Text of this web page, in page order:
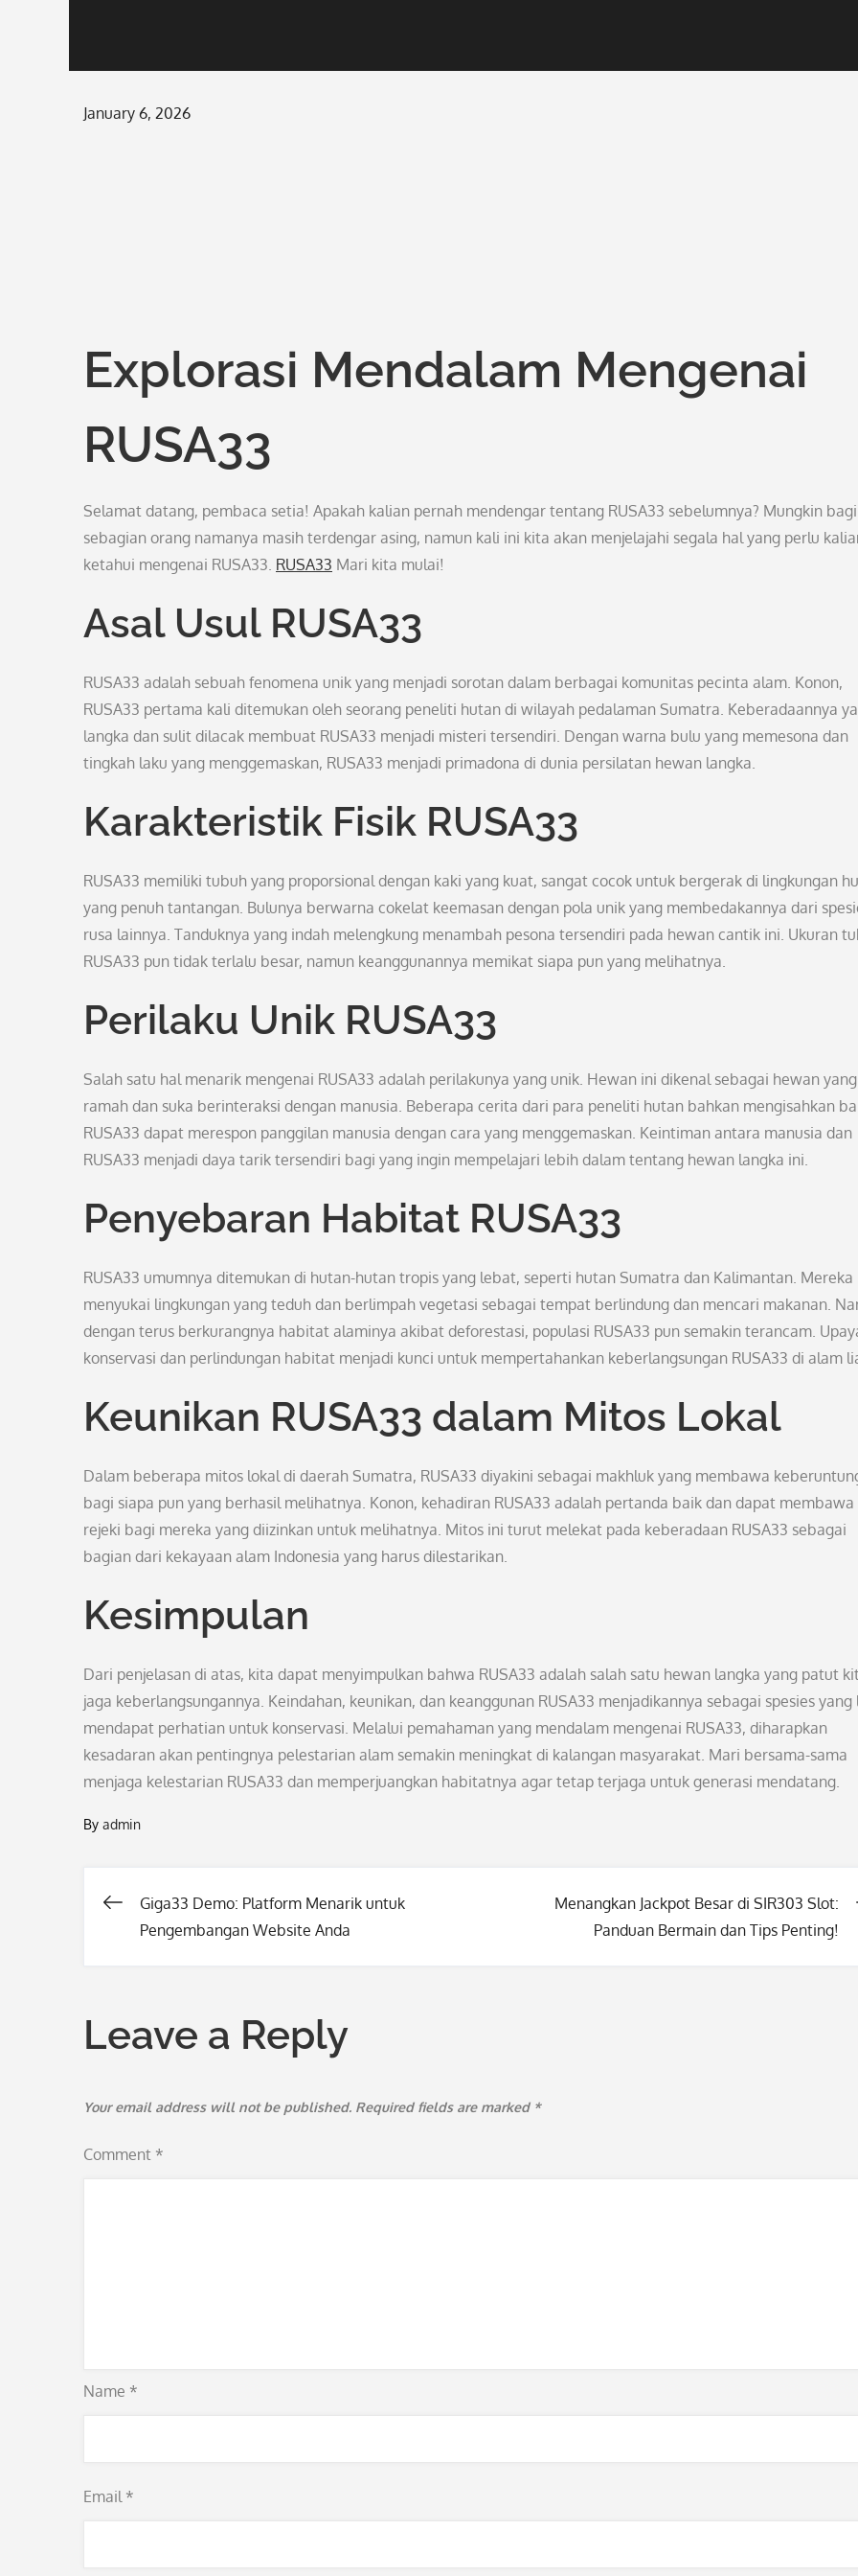
Posted
January 6, 2026
Explorasi Mendalam Mengenai
RUSA33
Selamat datang, pembaca setia! Apakah kalian pernah mendengar tentang RUSA33 sebelumnya? Mungkin bagi
sebagian orang namanya masih terdengar asing, namun kali ini kita akan menjelajahi segala hal yang perlu
ketahui mengenai RUSA33. RUSA33 Mari kita mulai!
Asal Usul RUSA33
RUSA33 adalah sebuah fenomena unik yang menjadi sorotan dalam berbagai komunitas pecinta alam. Konon,
RUSA33 pertama kali ditemukan oleh seorang peneliti hutan di wilayah pedalaman Sumatra. Keberadaannya
langka dan sulit dilacak membuat RUSA33 menjadi misteri tersendiri. Dengan warna bulu yang memesona dan
tingkah laku yang menggemaskan, RUSA33 menjadi primadona di dunia persilatan hewan langka.
Karakteristik Fisik RUSA33
RUSA33 memiliki tubuh yang proporsional dengan kaki yang kuat, sangat cocok untuk bergerak di lingkungan
yang penuh tantangan. Bulunya berwarna cokelat keemasan dengan pola unik yang membedakannya dari
rusa lainnya. Tanduknya yang indah melengkung menambah pesona tersendiri pada hewan cantik ini. Ukuran
RUSA33 pun tidak terlalu besar, namun keanggunannya memikat siapa pun yang melihatnya.
Perilaku Unik RUSA33
Salah satu hal menarik mengenai RUSA33 adalah perilakunya yang unik. Hewan ini dikenal sebagai hewan yang
ramah dan suka berinteraksi dengan manusia. Beberapa cerita dari para peneliti hutan bahkan mengisahkan
RUSA33 dapat merespon panggilan manusia dengan cara yang menggemaskan. Keintiman antara manusia dan
RUSA33 menjadi daya tarik tersendiri bagi yang ingin mempelajari lebih dalam tentang hewan langka ini.
Penyebaran Habitat RUSA33
RUSA33 umumnya ditemukan di hutan-hutan tropis yang lebat, seperti hutan Sumatra dan Kalimantan. Mereka
menyukai lingkungan yang teduh dan berlimpah vegetasi sebagai tempat berlindung dan mencari makanan.
dengan terus berkurangnya habitat alaminya akibat deforestasi, populasi RUSA33 pun semakin terancam.
konservasi dan perlindungan habitat menjadi kunci untuk mempertahankan keberlangsungan RUSA33 di alam
Keunikan RUSA33 dalam Mitos Lokal
Dalam beberapa mitos lokal di daerah Sumatra, RUSA33 diyakini sebagai makhluk yang membawa
bagi siapa pun yang berhasil melihatnya. Konon, kehadiran RUSA33 adalah pertanda baik dan dapat membawa
rejeki bagi mereka yang diizinkan untuk melihatnya. Mitos ini turut melekat pada keberadaan RUSA33 sebagai
bagian dari kekayaan alam Indonesia yang harus dilestarikan.
Kesimpulan
Dari penjelasan di atas, kita dapat menyimpulkan bahwa RUSA33 adalah salah satu hewan langka yang patut
jaga keberlangsungannya. Keindahan, keunikan, dan keanggunan RUSA33 menjadikannya sebagai spesies yang
mendapat perhatian untuk konservasi. Melalui pemahaman yang mendalam mengenai RUSA33, diharapkan
kesadaran akan pentingnya pelestarian alam semakin meningkat di kalangan masyarakat. Mari bersama-sama
menjaga kelestarian RUSA33 dan memperjuangkan habitatnya agar tetap terjaga untuk generasi mendatang.
By admin
Post
Giga33 Demo: Platform Menarik untuk
Pengembangan Website Anda
Menangkan Jackpot Besar di SIR303 Slot:
Panduan Bermain dan Tips Penting!
Leave a Reply
Your email address will not be published. Required fields are marked *
Comment *
Name *
Email *